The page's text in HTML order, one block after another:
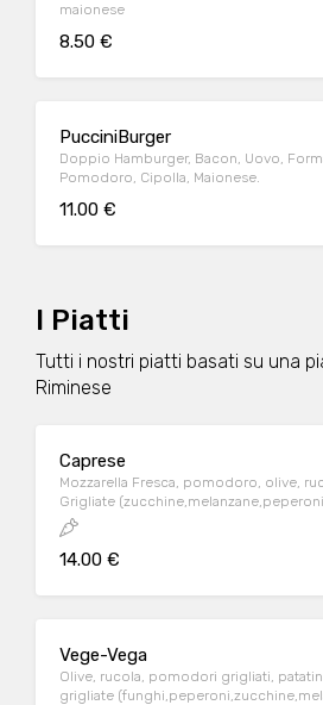
maionese
8.50 €
PucciniBurger
Doppio Hamburger, Bacon, Uovo,
Pomodoro, Cipolla, Maionese.
11.00 €
I Piatti
Tutti i nostri piatti basati su una
Riminese
Caprese
Mozzarella Fresca, pomodoro, olive,
Grigliate
evo, piadina IGP alla Riminese.
14.00 €
Vege-Vega
Olive, rucola, pomodori grigliati,
grigliate